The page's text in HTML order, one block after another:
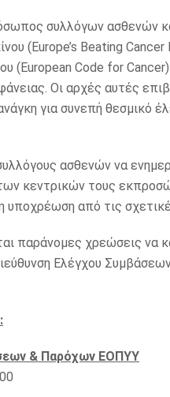
συλλόγων ασθενών
(Europe’s Beating
(European Code for
Οι αρχές αυτές
για συνεπή θεσμικό
ασθενών να
κεντρικών τους
υποχρέωση από τις
παράνομες χρεώσεις να
Ελέγχου
& Παρόχων ΕΟΠΥΥ